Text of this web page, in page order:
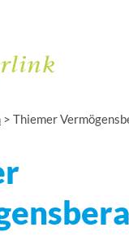
> Thiemer